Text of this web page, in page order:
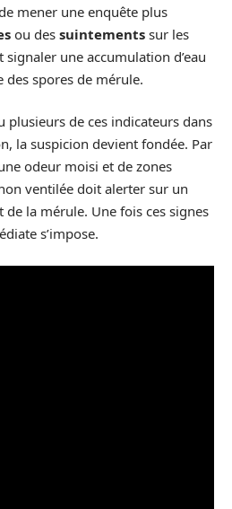
mener une enquête plus
ou des suintements sur les
une accumulation d’eau
des spores de mérule.
plusieurs de ces indicateurs dans
la suspicion devient fondée. Par
odeur moisi et de zones
ventilée doit alerter sur un
la mérule. Une fois ces signes
s’impose.